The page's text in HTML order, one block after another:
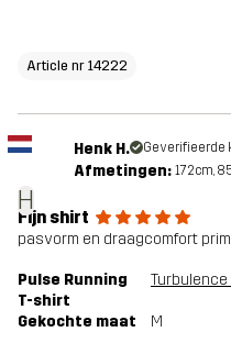
Article nr 14222
H
Henk H. Geverifieerde
Afmetingen: 172cm,
Fijn shirt
pasvorm en draagcomfort
Pulse Running
T-shirt
Turbulence
Gekochte maat M